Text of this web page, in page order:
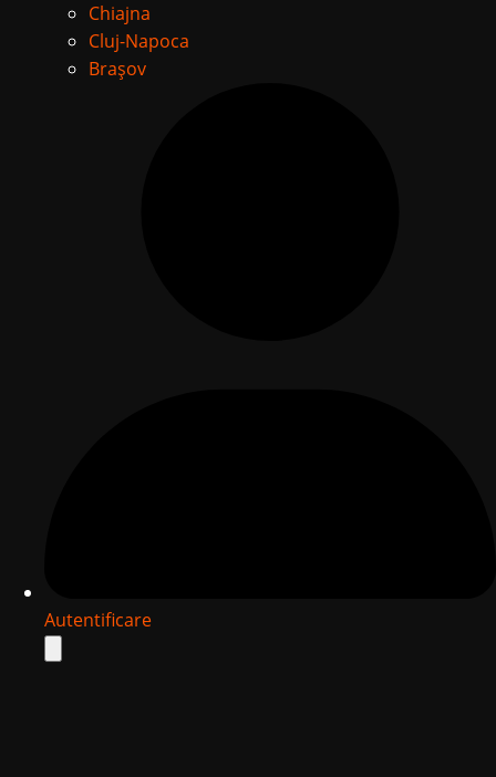
Chiajna
Cluj-Napoca
Brașov
Autentificare